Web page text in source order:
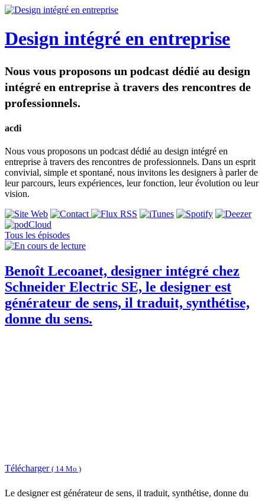
Design intégré en entreprise
Nous vous proposons un podcast dédié au design
intégré en entreprise à travers des rencontres de
professionnels.
acdi
Nous vous proposons un podcast dédié au design intégré en
entreprise à travers des rencontres de professionnels. Dans un esprit
convivial, simple et spontané, nous invitons les designers à parler de
leur parcours, leurs expériences, leur fonction, leur évolution ou leur
vision.
Tous les épisodes
Benoît Lecoanet, designer intégré chez
Schneider Electric SE, le designer est
générateur de sens, il traduit, synthétise,
donne du sens.
Télécharger ( 14 Mo )
Le designer est générateur de sens, il traduit, synthétise, donne du